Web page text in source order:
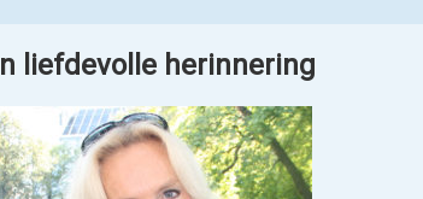
In liefdevolle herinnering